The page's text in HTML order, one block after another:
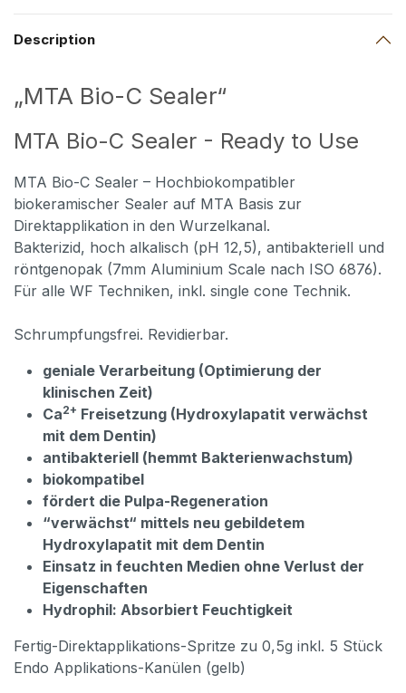
Description
„MTA Bio-C Sealer“
MTA Bio-C Sealer - Ready to Use
MTA Bio-C Sealer – Hochbiokompatibler
biokeramischer Sealer auf MTA Basis zur
Direktapplikation in den Wurzelkanal.
Bakterizid, hoch alkalisch (pH 12,5), antibakteriell und
röntgenopak (7mm Aluminium Scale nach ISO 6876).
Für alle WF Techniken, inkl. single cone Technik.
Schrumpfungsfrei. Revidierbar.
geniale Verarbeitung (Optimierung der
klinischen Zeit)
Ca2+ Freisetzung (Hydroxylapatit verwächst
mit dem Dentin)
antibakteriell (hemmt Bakterienwachstum)
biokompatibel
fördert die Pulpa-Regeneration
“verwächst“ mittels neu gebildetem
Hydroxylapatit mit dem Dentin
Einsatz in feuchten Medien ohne Verlust der
Eigenschaften
Hydrophil: Absorbiert Feuchtigkeit
Fertig-Direktapplikations-Spritze zu 0,5g inkl. 5 Stück
Endo Applikations-Kanülen (gelb)